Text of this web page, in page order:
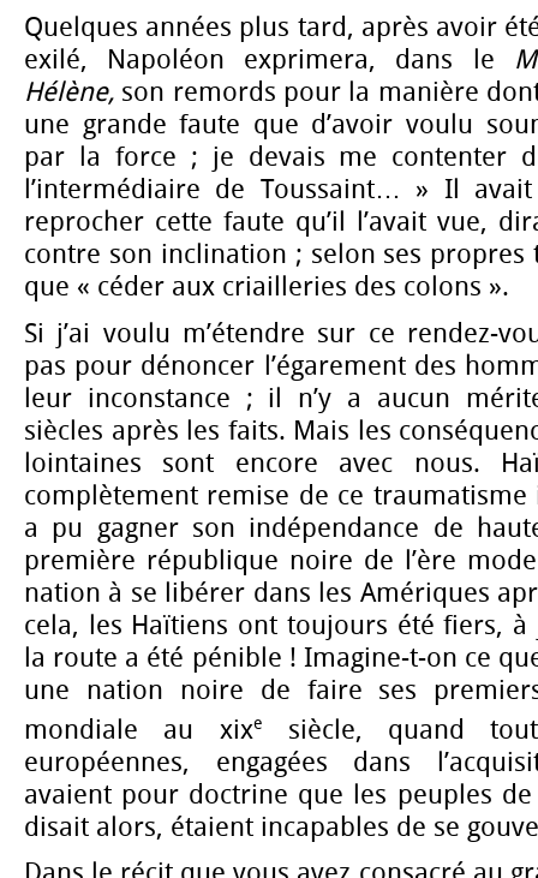
Quelques années plus tard, après avoir
exilé, Napoléon exprimera, dans le
Hélène, son remords pour la manière
une grande faute que d’avoir voulu
par la force ; je devais me contenter
l’intermédiaire de Toussaint… » Il
reprocher cette faute qu’il l’avait vue,
contre son inclination ; selon ses propres
que « céder aux criailleries des colons ».
Si j’ai voulu m’étendre sur ce rendez-
pas pour dénoncer l’égarement des
leur inconstance ; il n’y a aucun
siècles après les faits. Mais les
lointaines sont encore avec nous.
complètement remise de ce
a pu gagner son indépendance de
première république noire de l’ère
nation à se libérer dans les Amériques
cela, les Haïtiens ont toujours été fiers,
la route a été pénible ! Imagine-t-on ce
une nation noire de faire ses
mondiale au xixe
siècle, quand
européennes, engagées dans
avaient pour doctrine que les peuples
disait alors, étaient incapables de se